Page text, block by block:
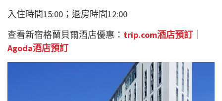
入住時間15:00；退房時間12:00
查看新宿格蘭貝爾酒店優惠： trip.com酒店預訂
Agoda酒店預訂